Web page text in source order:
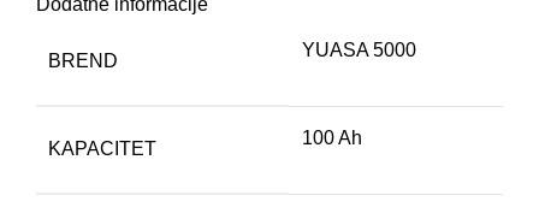
Dodatne informacije
BREND
YUASA 5000
KAPACITET
100 Ah